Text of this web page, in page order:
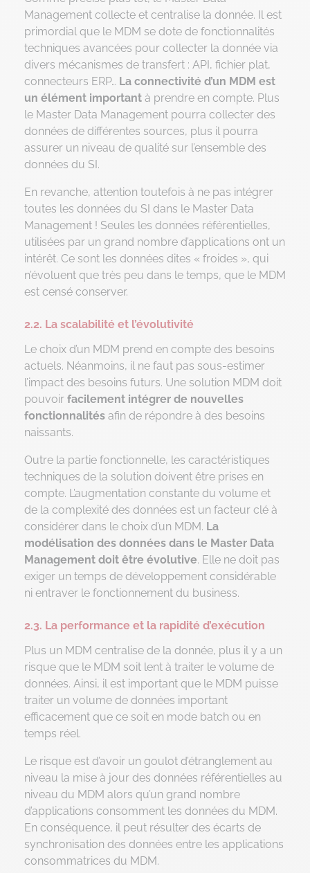
Management collecte et centralise la donnée. Il est
primordial que le MDM se dote de fonctionnalités
techniques avancées pour collecter la donnée via
divers mécanismes de transfert : API, fichier plat,
connecteurs ERP… La connectivité d’un MDM est
un élément important à prendre en compte. Plus
le Master Data Management pourra collecter des
données de différentes sources, plus il pourra
assurer un niveau de qualité sur l’ensemble des
données du SI.
En revanche, attention toutefois à ne pas intégrer
toutes les données du SI dans le Master Data
Management ! Seules les données référentielles,
utilisées par un grand nombre d’applications ont un
intérêt. Ce sont les données dites « froides », qui
n’évoluent que très peu dans le temps, que le MDM
est censé conserver.
2.2. La scalabilité et l’évolutivité
Le choix d’un MDM prend en compte des besoins
actuels. Néanmoins, il ne faut pas sous-estimer
l’impact des besoins futurs. Une solution MDM doit
pouvoir facilement intégrer de nouvelles
fonctionnalités afin de répondre à des besoins
naissants.
Outre la partie fonctionnelle, les caractéristiques
techniques de la solution doivent être prises en
compte. L’augmentation constante du volume et
de la complexité des données est un facteur clé à
considérer dans le choix d’un MDM. La
modélisation des données dans le Master Data
Management doit être évolutive. Elle ne doit pas
exiger un temps de développement considérable
ni entraver le fonctionnement du business.
2.3. La performance et la rapidité d’exécution
Plus un MDM centralise de la donnée, plus il y a un
risque que le MDM soit lent à traiter le volume de
données. Ainsi, il est important que le MDM puisse
traiter un volume de données important
efficacement que ce soit en mode batch ou en
temps réel.
Le risque est d’avoir un goulot d’étranglement au
niveau la mise à jour des données référentielles au
niveau du MDM alors qu’un grand nombre
d’applications consomment les données du MDM.
En conséquence, il peut résulter des écarts de
synchronisation des données entre les applications
consommatrices du MDM.